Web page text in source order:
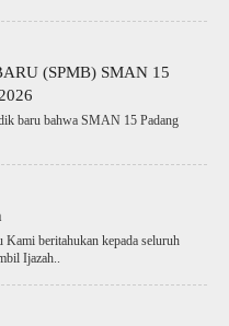
(SPMB) SMAN 15
baru bahwa SMAN 15 Padang
Kami beritahukan kepada seluruh
Ijazah..